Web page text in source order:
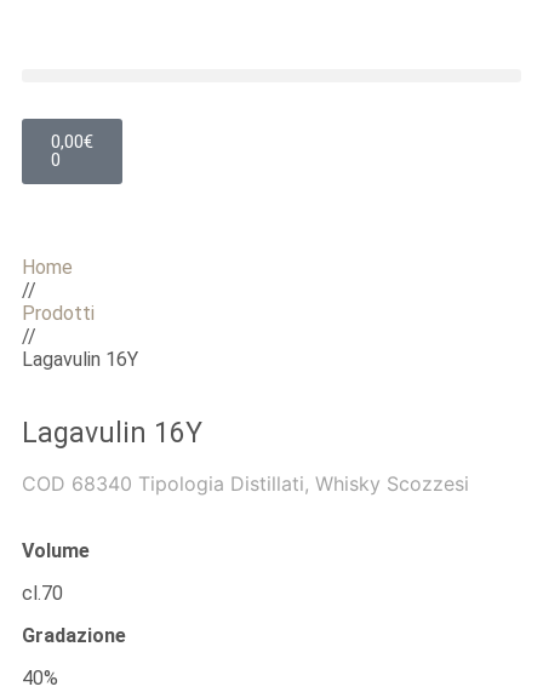
0,00€
0
Home
//
Prodotti
//
Lagavulin 16Y
Lagavulin 16Y
COD 68340 Tipologia Distillati, Whisky Scozzesi
Volume
cl.70
Gradazione
40%